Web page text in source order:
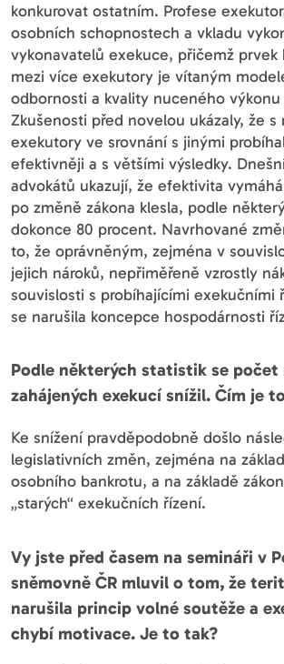
konkurovat ostatním. Profese
osobních schopnostech a vkladu
vykonavatelů exekuce, přičemž prvek
mezi více exekutory je vítaným
odbornosti a kvality nuceného
Zkušenosti před novelou ukázaly, že s
exekutory ve srovnání s jinými
efektivněji a s většími výsledky.
advokátů ukazují, že efektivita
po změně zákona klesla, podle
dokonce 80 procent. Navrhované
to, že oprávněným, zejména v
jejich nároků, nepřiměřeně vzrostly
souvislosti s probíhajícími exekučními
se narušila koncepce hospodárnosti
Podle některých statistik se počet
zahájených exekucí snížil. Čím je
Ke snížení pravděpodobně došlo
legislativních změn, zejména na
osobního bankrotu, a na základě
„starých“ exekučních řízení.
Vy jste před časem na semináři v
sněmovně ČR mluvil o tom, že
narušila princip volné soutěže a
chybí motivace. Je to tak?